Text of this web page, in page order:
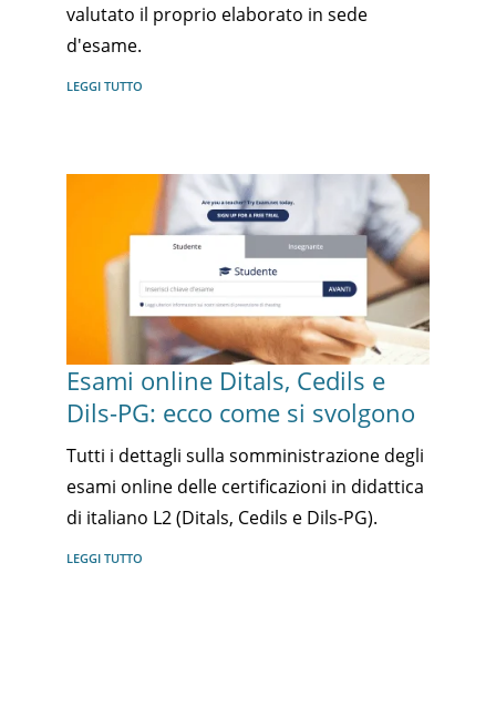
valutato il proprio elaborato in sede
d'esame.
LEGGI TUTTO
Esami online Ditals, Cedils e
Dils-PG: ecco come si svolgono
Tutti i dettagli sulla somministrazione degli
esami online delle certificazioni in didattica
di italiano L2 (Ditals, Cedils e Dils-PG).
LEGGI TUTTO